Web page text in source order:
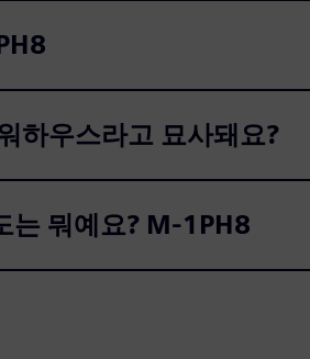
하우스라고 묘사돼요?
는 뭐예요? M-1PH8